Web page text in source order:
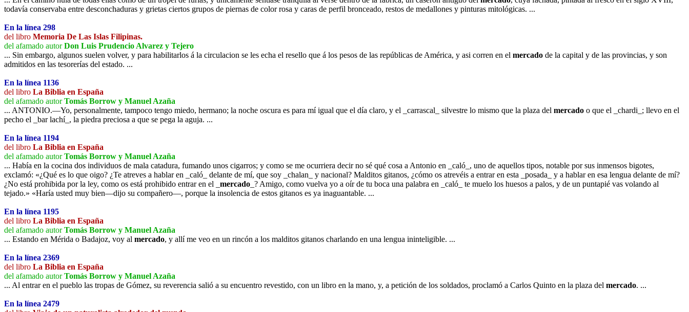
todavía conservaba entre desconchaduras y grietas ciertos grupos de piernas de color rosa y caras de perfil bronceado, restos de medallones y pinturas mitológicas. ...
En la línea 298
del libro Memoria De Las Islas Filipinas.
del afamado autorDon Luis Prudencio Alvarez y Tejero
... Sin embargo, algunos suelen volver, y para habilitarlos á la circulacion se les echa el resello que á los pesos de las repúblicas de América, y asi corren en el mercado de la capital y de las provincias, y son
admitidos en las tesorerías del estado. ...
En la línea 1136
del libro La Biblia en España
del afamado autorTomás Borrow y Manuel Azaña
... ANTONIO.—Yo, personalmente, tampoco tengo miedo, hermano; la noche oscura es para mí igual que el día claro, y el _carrascal_ silvestre lo mismo que la plaza del mercado o que el _chardi_; llevo en el
pecho el _bar lachí_, la piedra preciosa a que se pega la aguja. ...
En la línea 1194
del libro La Biblia en España
del afamado autorTomás Borrow y Manuel Azaña
... Había en la cocina dos individuos de mala catadura, fumando unos cigarros; y como se me ocurriera decir no sé qué cosa a Antonio en _caló_, uno de aquellos tipos, notable por sus inmensos bigotes,
exclamó: «¿Qué es lo que oigo? ¿Te atreves a hablar en _caló_ delante de mí, que soy _chalan_ y nacional? Malditos gitanos, ¿cómo os atrevéis a entrar en esta _posada_ y a hablar en esa lengua delante de mí?
¿No está prohibida por la ley, como os está prohibido entrar en el _ mercado _? Amigo, como vuelva yo a oír de tu boca una palabra en _caló_ te muelo los huesos a palos, y de un puntapié vas volando al
tejado.» «Haría usted muy bien—dijo su compañero—, porque la insolencia de estos gitanos es ya inaguantable. ...
En la línea 1195
del libro La Biblia en España
del afamado autorTomás Borrow y Manuel Azaña
... Estando en Mérida o Badajoz, voy al mercado, y allí me veo en un rincón a los malditos gitanos charlando en una lengua ininteligible. ...
En la línea 2369
del libro La Biblia en España
del afamado autorTomás Borrow y Manuel Azaña
... Al entrar en el pueblo las tropas de Gómez, su reverencia salió a su encuentro revestido, con un libro en la mano, y, a petición de los soldados, proclamó a Carlos Quinto en la plaza del mercado. ...
En la línea 2479